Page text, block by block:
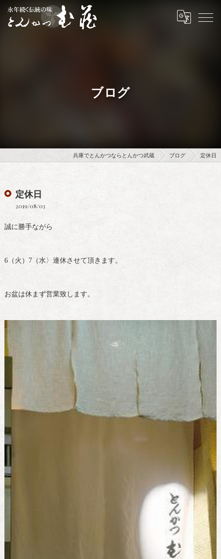
ブログ
兵庫でとんかつならとんかつ武蔵 ブログ 定休日
定休日
2019/08/03
誠に勝手ながら
6（火）7（水〉連休させて頂きます。
お盆は休まず営業致します。